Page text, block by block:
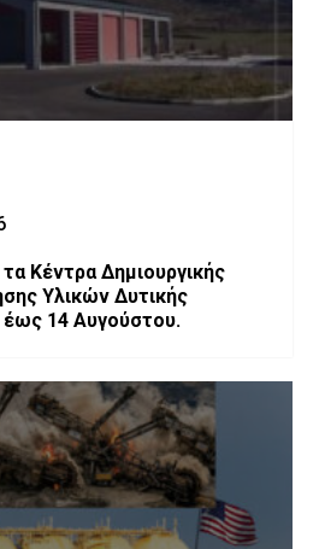
Κέντρα Δημιουργικής
Υλικών Δυτικής
14 Αυγούστου.